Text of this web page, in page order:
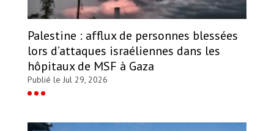
Palestine : afflux de personnes blessées
lors d’attaques israéliennes dans les
hôpitaux de MSF à Gaza
Publié le Jul 29, 2026